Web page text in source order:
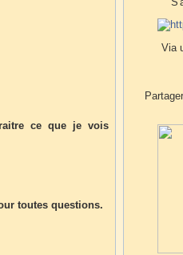
ce que je vois
toutes questions.
Via